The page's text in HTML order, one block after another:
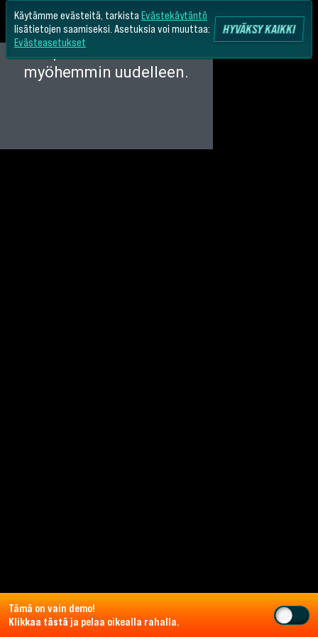
Tämä on vain demo!
Klikkaa tästä ja pelaa oikealla rahalla.
Käytämme evästeitä, tarkista Evästekäytäntö
lisätietojen saamiseksi. Asetuksia voi muuttaa:
Evästeasetukset
HYVÄKSY KAIKKI